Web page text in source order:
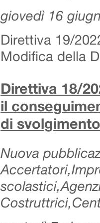
giovedì 16
Direttiva 19/
Modifica della
Direttiva 18/
il
di
Nuova